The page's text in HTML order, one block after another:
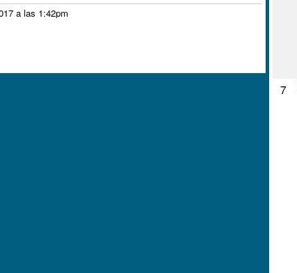
a las 1:42pm
7